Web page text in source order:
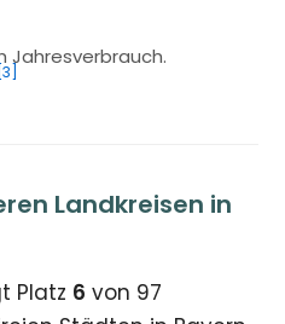
Jahresverbrauch.
[3]
Landkreisen in
Platz 6 von 97